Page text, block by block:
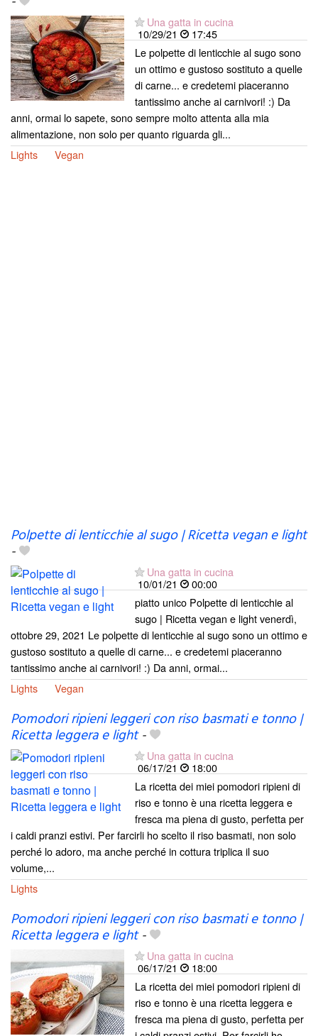
Una gatta in cucina
10/29/21
17:45
Le polpette di lenticchie al sugo sono
un ottimo e gustoso sostituto a quelle
di carne... e credetemi piaceranno
tantissimo anche ai carnivori! :) Da
anni, ormai lo sapete, sono sempre molto attenta alla mia
alimentazione, non solo per quanto riguarda gli...
Lights
Vegan
Polpette di lenticchie al sugo | Ricetta vegan e light
-
Una gatta in cucina
10/01/21
00:00
piatto unico Polpette di lenticchie al
sugo | Ricetta vegan e light venerdì,
ottobre 29, 2021 Le polpette di lenticchie al sugo sono un ottimo e
gustoso sostituto a quelle di carne... e credetemi piaceranno
tantissimo anche ai carnivori! :) Da anni, ormai...
Lights
Vegan
Pomodori ripieni leggeri con riso basmati e tonno |
Ricetta leggera e light-
Una gatta in cucina
06/17/21
18:00
La ricetta dei miei pomodori ripieni di
riso e tonno è una ricetta leggera e
fresca ma piena di gusto, perfetta per
i caldi pranzi estivi. Per farcirli ho scelto il riso basmati, non solo
perché lo adoro, ma anche perché in cottura triplica il suo
volume,...
Lights
Pomodori ripieni leggeri con riso basmati e tonno |
Ricetta leggera e light-
Una gatta in cucina
06/17/21
18:00
La ricetta dei miei pomodori ripieni di
riso e tonno è una ricetta leggera e
fresca ma piena di gusto, perfetta per